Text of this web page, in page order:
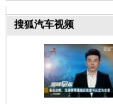
搜狐汽车视频